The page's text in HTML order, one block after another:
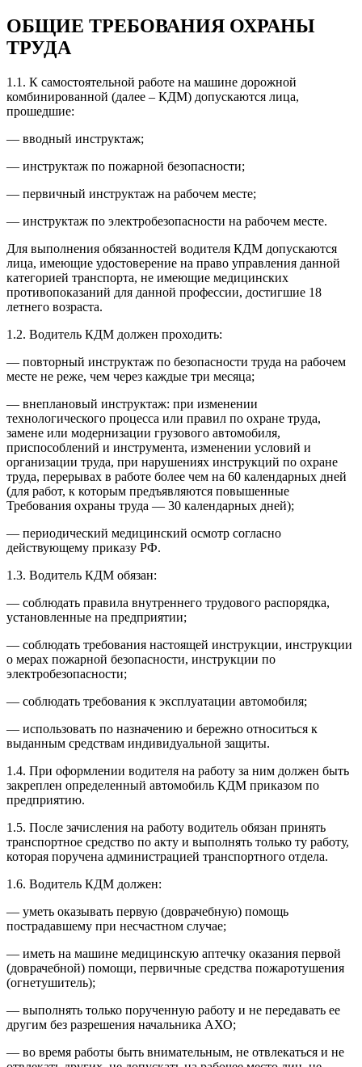
ОБЩИЕ ТРЕБОВАНИЯ ОХРАНЫ
ТРУДА
1.1. К самостоятельной работе на машине дорожной
комбинированной (далее – КДМ) допускаются лица,
прошедшие:
— вводный инструктаж;
— инструктаж по пожарной безопасности;
— первичный инструктаж на рабочем месте;
— инструктаж по электробезопасности на рабочем месте.
Для выполнения обязанностей водителя КДМ допускаются
лица, имеющие удостоверение на право управления данной
категорией транспорта, не имеющие медицинских
противопоказаний для данной профессии, достигшие 18
летнего возраста.
1.2. Водитель КДМ должен проходить:
— повторный инструктаж по безопасности труда на рабочем
месте не реже, чем через каждые три месяца;
— внеплановый инструктаж: при изменении
технологического процесса или правил по охране труда,
замене или модернизации грузового автомобиля,
приспособлений и инструмента, изменении условий и
организации труда, при нарушениях инструкций по охране
труда, перерывах в работе более чем на 60 календарных дней
(для работ, к которым предъявляются повышенные
Требования охраны труда — 30 календарных дней);
— периодический медицинский осмотр согласно
действующему приказу РФ.
1.3. Водитель КДМ обязан:
— соблюдать правила внутреннего трудового распорядка,
установленные на предприятии;
— соблюдать требования настоящей инструкции, инструкции
о мерах пожарной безопасности, инструкции по
электробезопасности;
— соблюдать требования к эксплуатации автомобиля;
— использовать по назначению и бережно относиться к
выданным средствам индивидуальной защиты.
1.4. При оформлении водителя на работу за ним должен быть
закреплен определенный автомобиль КДМ приказом по
предприятию.
1.5. После зачисления на работу водитель обязан принять
транспортное средство по акту и выполнять только ту работу,
которая поручена администрацией транспортного отдела.
1.6. Водитель КДМ должен:
— уметь оказывать первую (доврачебную) помощь
пострадавшему при несчастном случае;
— иметь на машине медицинскую аптечку оказания первой
(доврачебной) помощи, первичные средства пожаротушения
(огнетушитель);
— выполнять только порученную работу и не передавать ее
другим без разрешения начальника АХО;
— во время работы быть внимательным, не отвлекаться и не